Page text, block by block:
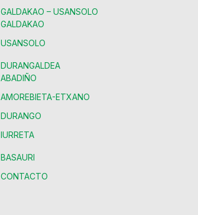
GALDAKAO – USANSOLO
GALDAKAO
USANSOLO
DURANGALDEA
ABADIÑO
AMOREBIETA-ETXANO
DURANGO
IURRETA
BASAURI
CONTACTO